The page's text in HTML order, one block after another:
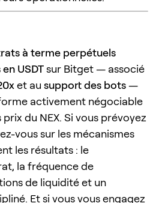
à terme perpétuels
USDTsur Bitget — associé
et au support des bots—
activement négociable
du NEX. Si vous prévoyez
vous sur les mécanismes
les résultats : le
la fréquence de
de liquidité et un
Et si vous vous engagez